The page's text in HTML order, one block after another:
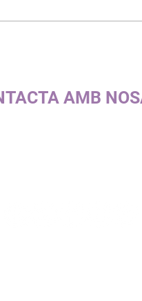
AMB